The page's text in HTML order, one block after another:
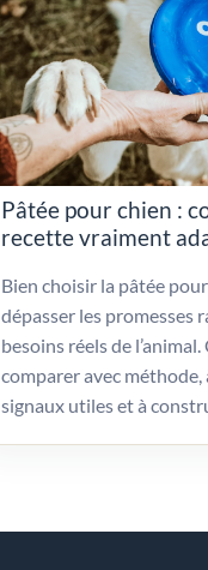
Pâtée pour chien :
recette vraiment
Bien choisir la pâtée
dépasser les promesses
besoins réels de
comparer avec
signaux utiles et à